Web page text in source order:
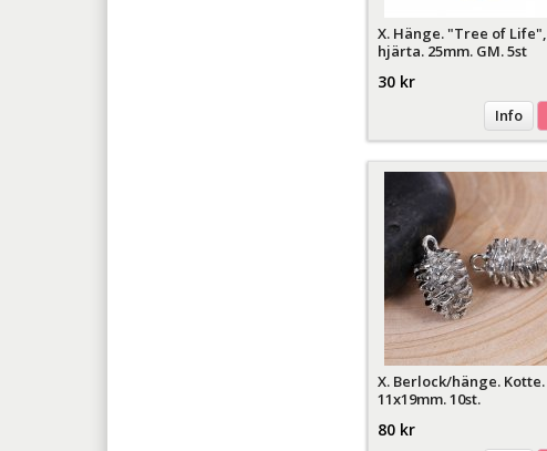
X. Hänge. "Tree of Life",
hjärta. 25mm. GM. 5st
30 kr
Info
X. Berlock/hänge. Kotte.
11x19mm. 10st.
80 kr